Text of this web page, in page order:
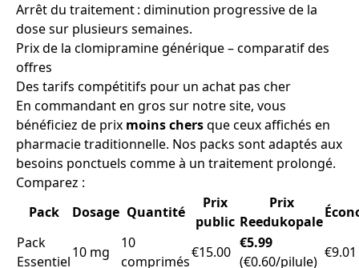
Arrêt du traitement : diminution progressive de la
dose sur plusieurs semaines.
Prix de la clomipramine générique – comparatif des
offres
Des tarifs compétitifs pour un achat pas cher
En commandant en gros sur notre site, vous
bénéficiez de prix moins chersque ceux affichés en
pharmacie traditionnelle. Nos packs sont adaptés aux
besoins ponctuels comme à un traitement prolongé.
Comparez :
Pack
Dosage Quantité
Prix
public
Prix
Reedukopale
Pack
Essentiel
10 mg
10
comprimés
€15.00
€5.99
(€0.60/pilule)
€9.01